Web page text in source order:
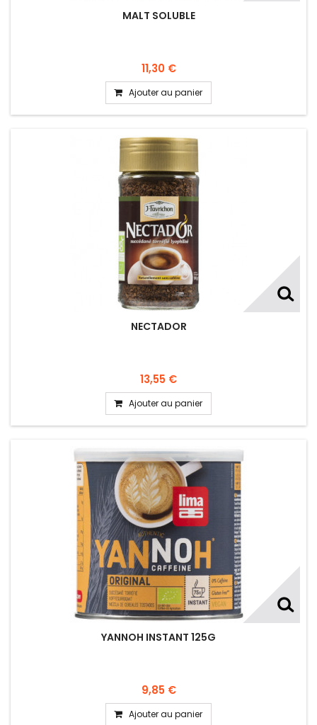
MALT SOLUBLE
11,30 €
Ajouter au panier
NECTADOR
13,55 €
Ajouter au panier
YANNOH INSTANT 125G
9,85 €
Ajouter au panier